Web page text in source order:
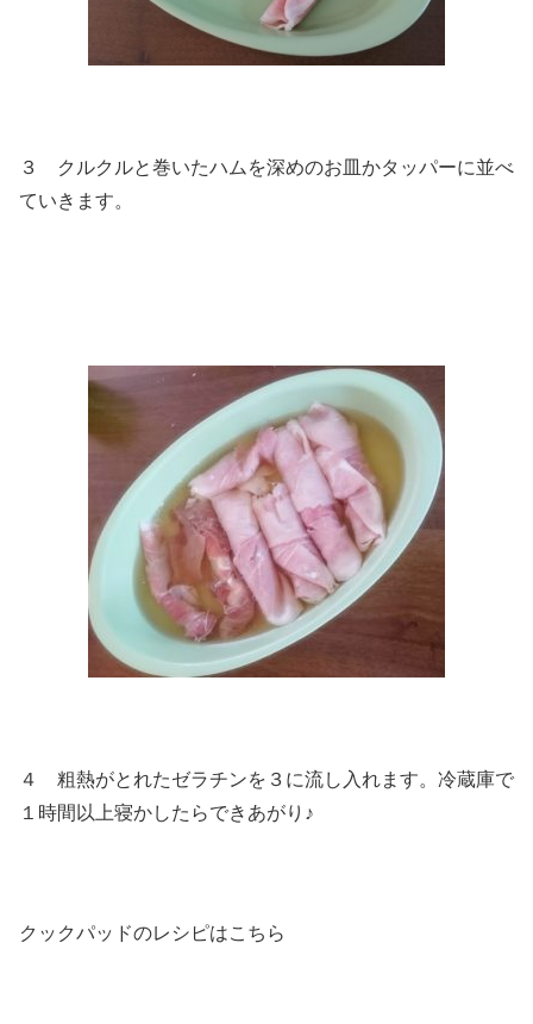
３ クルクルと巻いたハムを深めのお皿かタッパーに並べ
ていきます。
４ 粗熱がとれたゼラチンを３に流し入れます。冷蔵庫で
１時間以上寝かしたらできあがり♪
クックパッドのレシピはこちら